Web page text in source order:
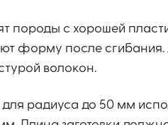
породы с хорошей
форму после
волокон.
для радиуса до 50 мм